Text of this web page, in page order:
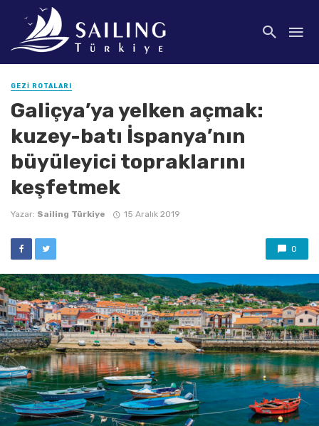
GEZI ROTALARI
Galiçya’ya yelken açmak:
kuzey-batı İspanya’nın
büyüleyici topraklarını
keşfetmek
Yazar: Sailing Türkiye 15 Aralık 2019
0